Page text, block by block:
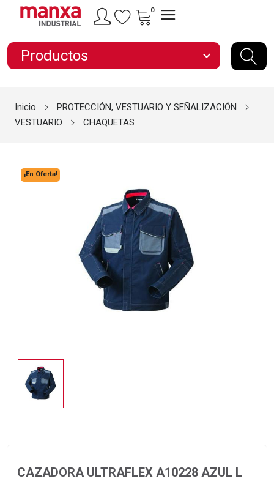
0
Productos expand_more
Inicio
PROTECCIÓN, VESTUARIO Y SEÑALIZACIÓN
VESTUARIO
CHAQUETAS
¡En Oferta!
CAZADORA ULTRAFLEX A10228 AZUL L